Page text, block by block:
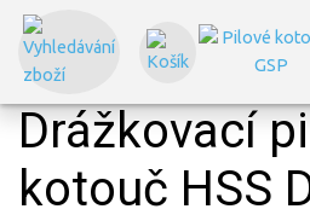
Domů Drážkovací pilové kotouče
Drážkovací pilové kotouče dle DIN 1838B
Drážkovací pilový kotouč HSS Dmo5
Drážkovací
kotouč HSS